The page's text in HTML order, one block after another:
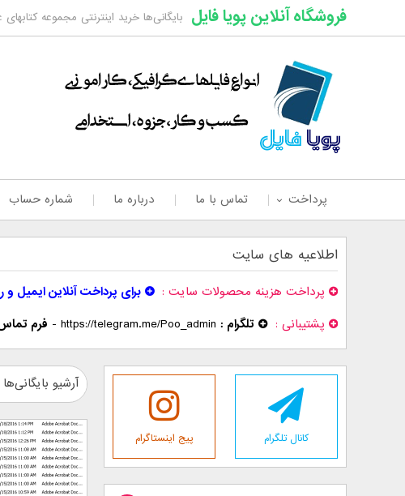
فروشگاه آنلاین پویا فایل بایگانی‌ها خرید اینترنتی مجموعه
پرداخت تماس با ما درباره ما شماره حساب
اطلاعیه های سایت
پرداخت هزینه محصولات سایت برای پرداخت آنلاین ایمیل و
پشتیبانی
تلگرام : https://telegram.me/Poo_admin
- فرم
آرشیو
کانال تلگرام پیج اینستاگرام